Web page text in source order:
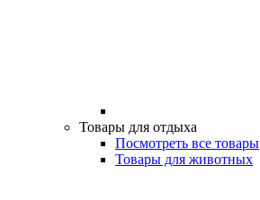
Товары для отдыха
Посмотреть все товары
Товары для животных